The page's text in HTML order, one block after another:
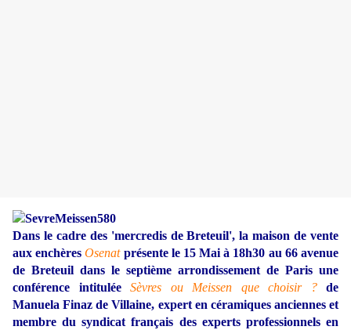
Dans le cadre des 'mercredis de Breteuil', la maison de vente
aux enchères Osenat présente le 15 Mai à 18h30 au 66 avenue
de Breteuil dans le septième arrondissement de Paris une
conférence intitulée
Sèvres ou Meissen que choisir ?
de
Manuela Finaz de Villaine, expert en céramiques anciennes et
membre du syndicat français des experts professionnels en